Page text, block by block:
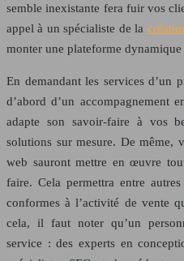
semble inexistante fera fuir vos
appel à un spécialiste de la
monter une plateforme
En demandant les services d’un
d’abord d’un accompagnement
adapte son savoir-faire à vos
solutions sur mesure. De même,
web sauront mettre en œuvre
faire. Cela permettra entre
conformes à l’activité de vente
cela, il faut noter qu’un
service : des experts en